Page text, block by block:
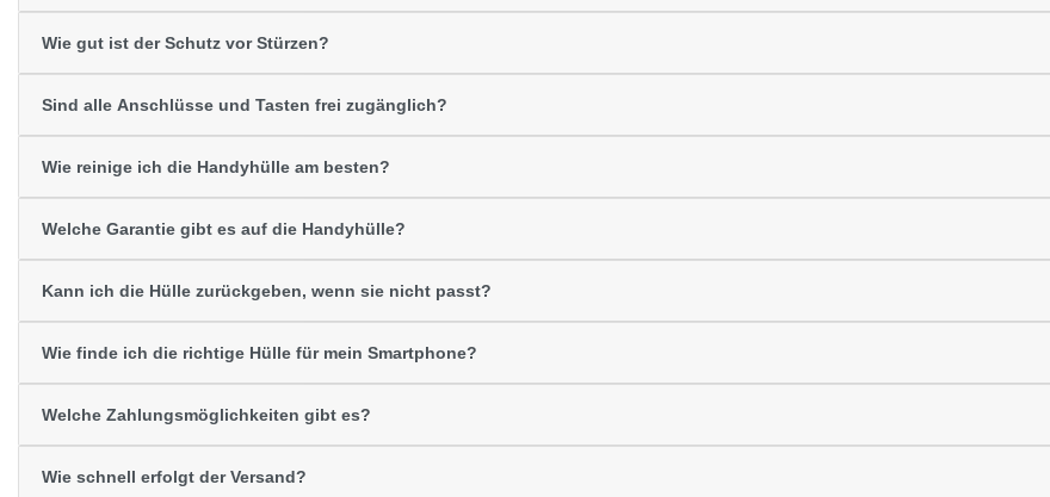
Wie gut ist der Schutz vor Stürzen?
Sind alle Anschlüsse und Tasten frei zugänglich?
Wie reinige ich die Handyhülle am besten?
Welche Garantie gibt es auf die Handyhülle?
Kann ich die Hülle zurückgeben, wenn sie nicht passt?
Wie finde ich die richtige Hülle für mein Smartphone?
Welche Zahlungsmöglichkeiten gibt es?
Wie schnell erfolgt der Versand?